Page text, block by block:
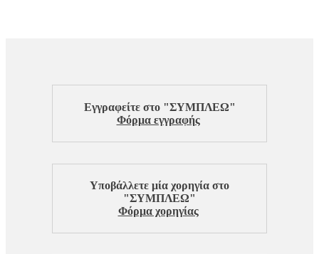
Εγγραφείτε στο "ΣΥΜΠΛΕΩ"
Φόρμα εγγραφής
Υποβάλλετε μία χορηγία στο
"ΣΥΜΠΛΕΩ"
Φόρμα χορηγίας